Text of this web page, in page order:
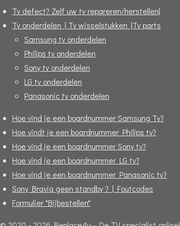
Tv defect? Zelf uw tv repareren/herstellen|
Tv onderdelen | Tv wisselstukken |Tv parts
Samsung tv onderdelen
Philips tv onderdelen
Sony tv onderdelen
LG tv onderdelen
Panasonic tv onderdelen
Hoe vind je een boardnummer Samsung Tv?
Hoe vindt je een boardnummer Philips tv?
Hoe vind je een boardnummer Sony tv?
Hoe vind je een boardnummer LG tv?
Hoe vind je een boardnummer Panasonic tv?
Sony Bravia geen standby ? | Foutcodes
Formulier "Bijbestellen"